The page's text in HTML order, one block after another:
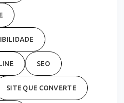
SEO
SITE QUE CONVERTE